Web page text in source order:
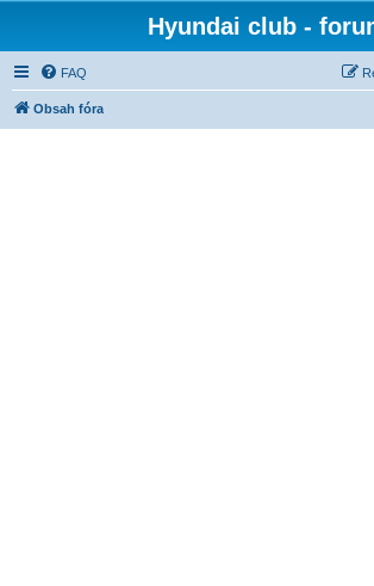
Hyundai club -
FAQ
Obsah fóra